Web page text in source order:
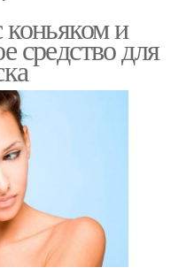
и
средство для